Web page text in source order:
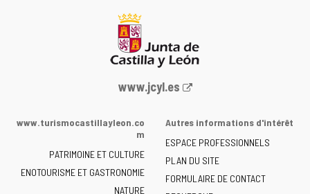
Portail
la
de
Castilla
www.jcyl.es
www.turismocastillayleon.co
m
PATRIMOINE ET CULTURE
ENOTOURISME ET GASTRONOMIE
NATURE
Autres informations d'intérêt
ESPACE PROFESSIONNELS
PLAN DU SITE
FORMULAIRE DE CONTACT